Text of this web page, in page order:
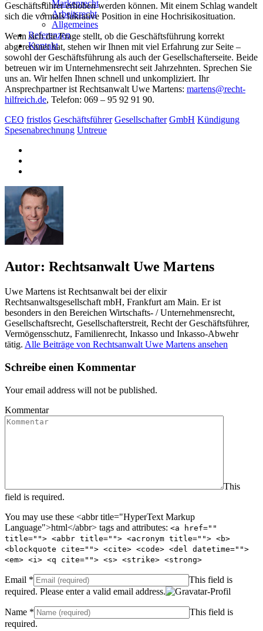
Markenrecht
Arbeitsrecht
Allgemeines
Referenzen
Kontakt
Geschäftsführer erhoben werden können. Mit einem Schlag wandelt
sich die vormals lukrative Position in eine Hochrisikosituation.
Wenn sich die Frage stellt, ob die Geschäftsführung korrekt
abgerechnet hat, stehen wir Ihnen mit viel Erfahrung zur Seite –
sowohl der Geschäftsführung als auch der Gesellschafterseite. Beide
betreuen wir im Unternehmensrecht seit Jahrzehnten. Sprechen Sie
uns an. Wir helfen Ihnen schnell und unkompliziert. Ihr
Ansprechpartner ist Rechtsanwalt Uwe Martens: martens@recht-
hilfreich.de, Telefon: 069 – 95 92 91 90.
CEO fristlos Geschäftsführer Gesellschafter GmbH Kündigung
Spesenabrechnung Untreue
Autor: Rechtsanwalt Uwe Martens
Uwe Martens ist Rechtsanwalt bei der elixir
Rechtsanwaltsgesellschaft mbH, Frankfurt am Main. Er ist
besonders in den Bereichen Wirtschafts- / Unternehmensrecht,
Gesellschaftsrecht, Gesellschafterstreit, Recht der Geschäftsführer,
Vermögensschutz, Familienrecht, Inkasso und Inkasso-Abwehr
tätig. Alle Beiträge von Rechtsanwalt Uwe Martens ansehen
Schreibe einen Kommentar
Your email address will not be published.
Kommentar
This
field is required.
You may use these <abbr title="HyperText Markup
Language">html</abbr> tags and attributes: <a href=""
title=""> <abbr title=""> <acronym title=""> <b>
<blockquote cite=""> <cite> <code> <del datetime="">
<em> <i> <q cite=""> <s> <strike> <strong>
Email *
This field is
required. Please enter a valid email address.
Name *
This field is
required.